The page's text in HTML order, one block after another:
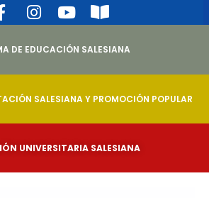
DE EDUCACIÓN SALESIANA
SALESIANA Y PROMOCIÓN POPULAR
UNIVERSITARIA SALESIANA